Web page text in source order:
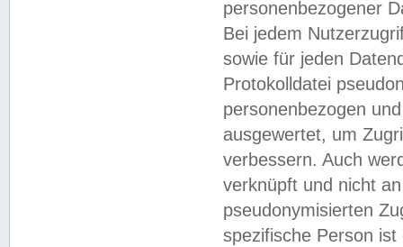
personenbezogener
Bei jedem
sowie für jeden
Protokolldatei
personenbezogen
ausgewertet, um
verbessern. Auch
verknüpft und nicht
pseudonymisierten
spezifische Person